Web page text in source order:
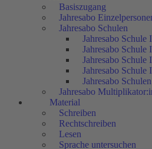
Basiszugang
Jahresabo
Jahresabo Schulen
Jahresabo Schule I
Jahresabo Schule
Jahresabo Schule
Jahresabo Schule
Jahresabo
Jahresabo
Material
Schreiben
Rechtschreiben
Lesen
Sprache untersuchen